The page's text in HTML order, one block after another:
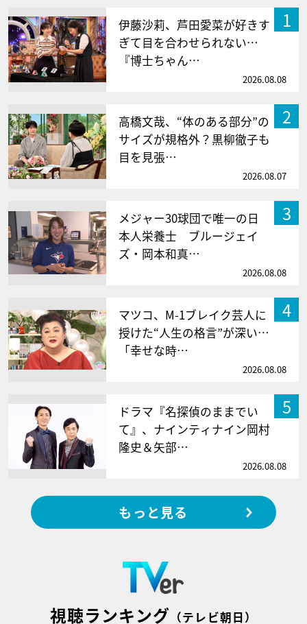
1
伊藤沙莉、芦田愛菜が好きす
ぎて目を合わせられない…
『博士ちゃん…
2026.08.08
2
高橋文哉、“体のある部分”の
サイズが規格外？黒柳徹子も
目を見張…
2026.08.07
3
メジャー30球団で唯一の日
本人栄養士 ブルージェイ
ズ・岡本和真…
2026.08.08
4
マツコ、M-1ブレイク芸人に
授けた“人生の格言”が深い…
「幸せな時…
2026.08.08
5
ドラマ『名探偵のままでい
て』、ナインティナイン岡村
隆史＆矢部…
2026.08.08
もっと見る
視聴ランキング （テレビ朝日）